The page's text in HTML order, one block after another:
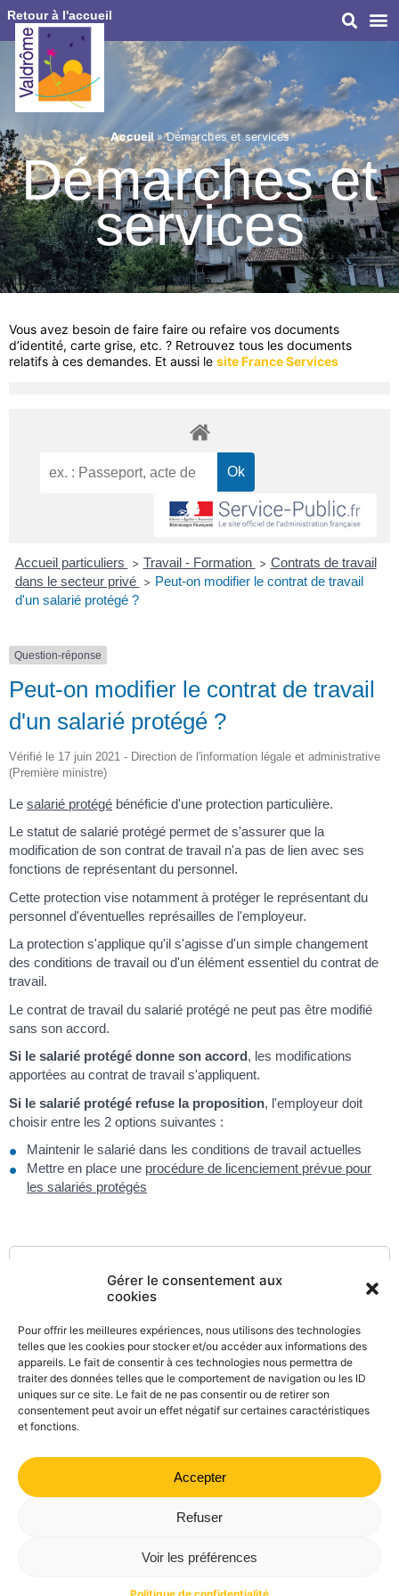
Gérer le consentement aux
cookies
Pour offrir les meilleures expériences, nous utilisons des technologies
telles que les cookies pour stocker et/ou accéder aux informations des
appareils. Le fait de consentir à ces technologies nous permettra de
traiter des données telles que le comportement de navigation ou les ID
uniques sur ce site. Le fait de ne pas consentir ou de retirer son
consentement peut avoir un effet négatif sur certaines caractéristiques
et fonctions.
Accepter
Refuser
Voir les préférences
Retour à l'accueil
Accueil»Démarches et services
Démarches et
services
Vous avez besoin de faire faire ou refaire vos documents
d’identité, carte grise, etc. ? Retrouvez tous les documents
relatifs à ces demandes. Et aussi le site France Services
Accueil particuliers > Travail - Formation > Contrats de travail
dans le secteur privé > Peut-on modifier le contrat de travail
d'un salarié protégé ?
Question-réponse
Peut-on modifier le contrat de travail
d'un salarié protégé ?
Vérifié le 17 juin 2021 - Direction de l'information légale et administrative
(Première ministre)
Le salarié protégé bénéficie d'une protection particulière.
Le statut de salarié protégé permet de s'assurer que la
modification de son contrat de travail n'a pas de lien avec ses
fonctions de représentant du personnel.
Cette protection vise notamment à protéger le représentant du
personnel d'éventuelles représailles de l'employeur.
La protection s'applique qu'il s'agisse d'un simple changement
des conditions de travail ou d'un élément essentiel du contrat de
travail.
Le contrat de travail du salarié protégé ne peut pas être modifié
sans son accord.
Si le salarié protégé donne son accord, les modifications
apportées au contrat de travail s'appliquent.
Si le salarié protégé refuse la proposition, l'employeur doit
choisir entre les 2 options suivantes :
Maintenir le salarié dans les conditions de travail actuelles
Mettre en place une procédure de licenciement prévue pour
les salariés protégés
Et aussi
Modification du contrat de travail d'un salarié
Travail - Formation
© Direction de l'information légale et administrative
comarquage developpé par
21 40 70
Politique de confidentialité
Mentions légales